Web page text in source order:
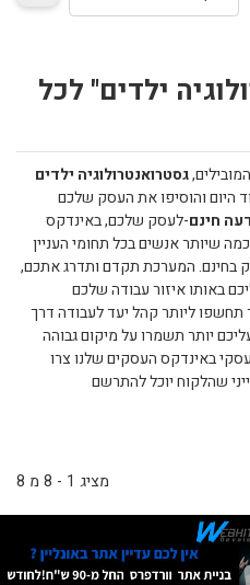
ילדים" לכל
גסטרואנטרולוגיה ילדים
היום והוסיפו את העסק שלכם
חינם-לעסק שלכם, באינדקס
שיותר אנשים בכל תחומי העניין
בחינם. המערכת תקדם ותדרג אתכם,
באותו איזור עבודה שלכם
תחשפו ליותר קהל יעד לעבודה דרך
יותר תשמרו על מיקום גבוהה
עסקי באינדקס העסקים שלנו צרו
שהלקוח יוכל להתרשם
מציג 1 - 8 מ 8